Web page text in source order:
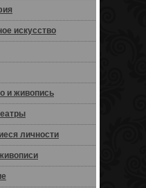
искусство
и живопись
личности